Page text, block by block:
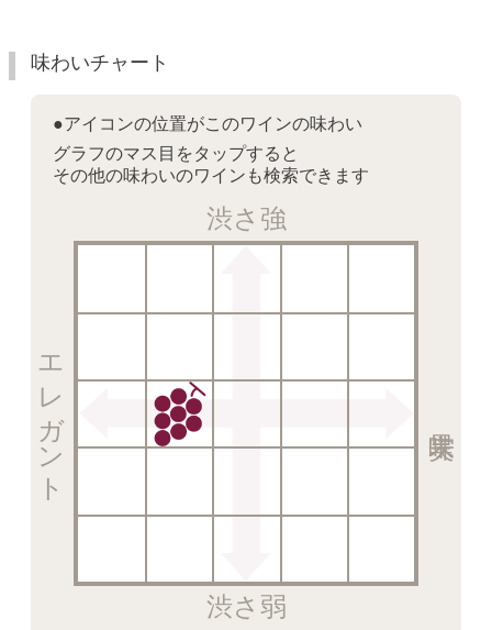
味わいチャート
●アイコンの位置がこのワインの味わい
グラフのマス目をタップすると
その他の味わいのワインも検索できます
渋さ強
渋さ弱
エレガント